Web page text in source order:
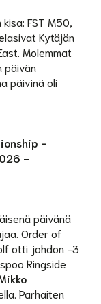
FST M50,
Kytäjän
Molemmat
päivän
päivinä oli
-
-
päivänä
Order of
otti johdon -3
Ringside
Parhaiten